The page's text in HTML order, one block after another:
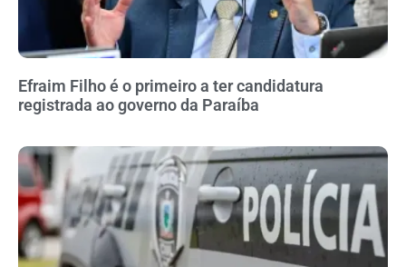
Efraim Filho é o primeiro a ter candidatura
registrada ao governo da Paraíba